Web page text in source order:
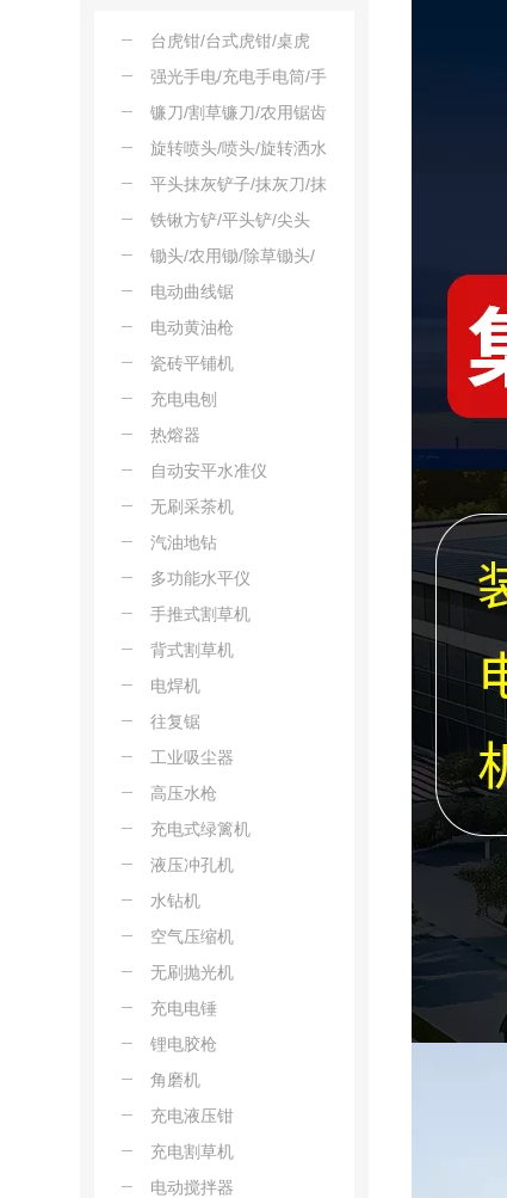
台虎钳/台式虎钳/桌虎
钳/平口虎钳
强光手电/充电手电筒/手
持探照灯/巡逻安保手电/
独步登山手电
镰刀/割草镰刀/农用锯齿
镰
旋转喷头/喷头/旋转洒水
器/地埋旋转喷头
平头抹灰铲子/抹灰刀/抹
泥刀/抹泥板
铁锹方铲/平头铲/尖头
锹/防汛铲锹
锄头/农用锄/除草锄头/
板锄
电动曲线锯
电动黄油枪
瓷砖平铺机
充电电刨
热熔器
自动安平水准仪
无刷采茶机
汽油地钻
多功能水平仪
手推式割草机
背式割草机
电焊机
往复锯
工业吸尘器
高压水枪
充电式绿篱机
液压冲孔机
水钻机
空气压缩机
无刷抛光机
充电电锤
锂电胶枪
角磨机
充电液压钳
充电割草机
电动搅拌器